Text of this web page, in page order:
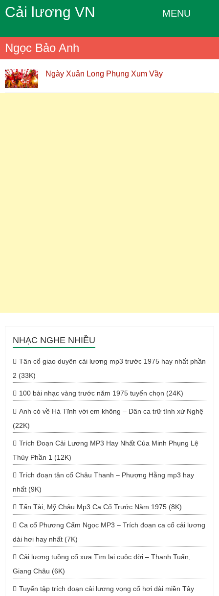
Cải lương VN MENU
Ngọc Bảo Anh
Ngày Xuân Long Phụng Xum Vầy
NHẠC NGHE NHIỀU
Tân cổ giao duyên cải lương mp3 trước 1975 hay nhất phần
2 (33K)
100 bài nhạc vàng trước năm 1975 tuyển chọn (24K)
Anh có về Hà Tĩnh với em không – Dân ca trữ tình xứ Nghệ
(22K)
Trích Đoạn Cải Lương MP3 Hay Nhất Của Minh Phụng Lệ
Thủy Phần 1 (12K)
Trích đoạn tân cổ Châu Thanh – Phượng Hằng mp3 hay
nhất (9K)
Tấn Tài, Mỹ Châu Mp3 Ca Cổ Trước Năm 1975 (8K)
Ca cổ Phương Cẩm Ngọc MP3 – Trích đoạn ca cổ cải lương
dài hơi hay nhất (7K)
Cải lương tuồng cổ xưa Tìm lại cuộc đời – Thanh Tuấn,
Giang Châu (6K)
Tuyển tập trích đoạn cải lương vọng cổ hơi dài miền Tây